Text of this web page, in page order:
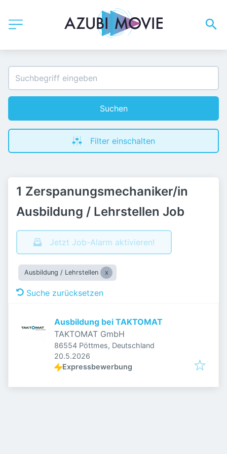
Suchen
Filter einschalten
1 Zerspanungsmechaniker/in
Ausbildung / Lehrstellen Job
Jetzt Job-Alarm aktivieren!
Ausbildung / Lehrstellen
Suche zurücksetzen
Ausbildung bei TAKTOMAT
TAKTOMAT GmbH
86554 Pöttmes, Deutschland
Veröffentlicht
20.5.2026
Expressbewerbung